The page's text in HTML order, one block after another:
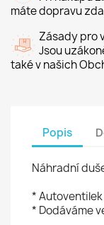
máte dopravu
Zásady pro
Jsou
také v našich
Popis
Náhradní
*
* Dodáváme